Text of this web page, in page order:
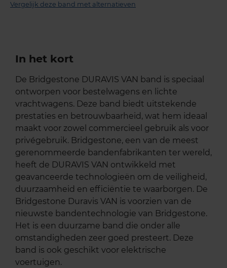
Vergelijk deze band met alternatieven
In het kort
De Bridgestone DURAVIS VAN band is speciaal
ontworpen voor bestelwagens en lichte
vrachtwagens. Deze band biedt uitstekende
prestaties en betrouwbaarheid, wat hem ideaal
maakt voor zowel commercieel gebruik als voor
privégebruik. Bridgestone, een van de meest
gerenommeerde bandenfabrikanten ter wereld,
heeft de DURAVIS VAN ontwikkeld met
geavanceerde technologieën om de veiligheid,
duurzaamheid en efficiëntie te waarborgen. De
Bridgestone Duravis VAN is voorzien van de
nieuwste bandentechnologie van Bridgestone.
Het is een duurzame band die onder alle
omstandigheden zeer goed presteert. Deze
band is ook geschikt voor elektrische
voertuigen.